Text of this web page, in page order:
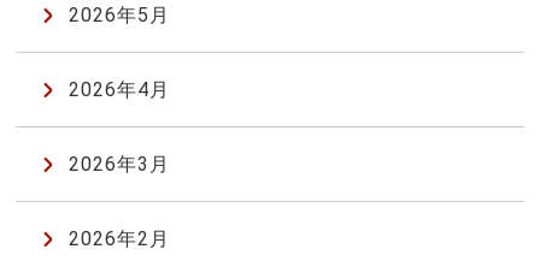
2026年5月
2026年4月
2026年3月
2026年2月